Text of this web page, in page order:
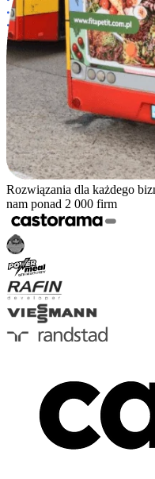
Rozwiązania dla każdego
nam ponad 2 000 firm